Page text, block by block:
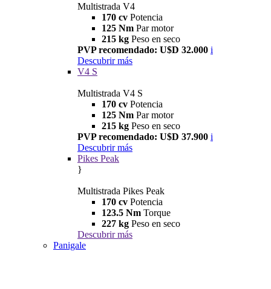
Multistrada V4
170 cv Potencia
125 Nm Par motor
215 kg Peso en seco
PVP recomendado: U$D 32.000 i
Descubrir más
V4 S
Multistrada V4 S
170 cv Potencia
125 Nm Par motor
215 kg Peso en seco
PVP recomendado: U$D 37.900 i
Descubrir más
Pikes Peak
}
Multistrada Pikes Peak
170 cv Potencia
123.5 Nm Torque
227 kg Peso en seco
Descubrir más
Panigale